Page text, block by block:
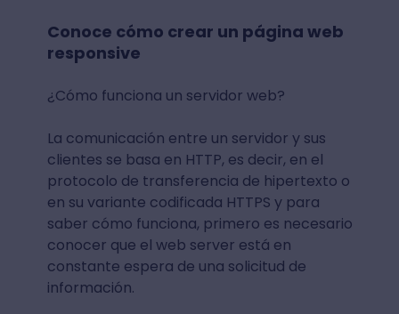
Conoce cómo crear un página web
responsive
¿Cómo funciona un servidor web?
La comunicación entre un servidor y sus
clientes se basa en HTTP, es decir, en el
protocolo de transferencia de hipertexto o
en su variante codificada HTTPS y para
saber cómo funciona, primero es necesario
conocer que el web server está en
constante espera de una solicitud de
información.